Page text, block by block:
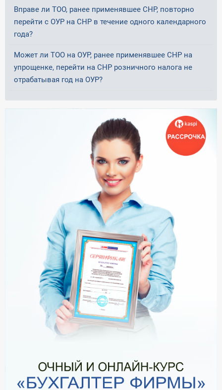
Вправе ли ТОО, ранее применявшее СНР, повторно
перейти с ОУР на СНР в течение одного календарного
года?
Может ли ТОО на ОУР, ранее применявшее СНР на
упрощенке, перейти на СНР розничного налога не
отрабатывая год на ОУР?